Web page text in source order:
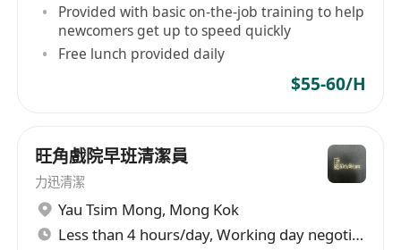
Provided with basic on-the-job training to help
newcomers get up to speed quickly
Free lunch provided daily
$55-60/H
旺角戲院早班清潔員
力迅清潔
Yau Tsim Mong, Mong Kok
Less than 4 hours/day, Working day negotiable